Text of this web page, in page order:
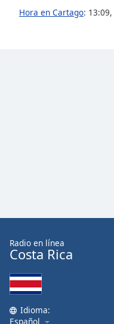
Color
Opacity
Caption
Background
Hora en Cartago: 13:09,
Radio en línea
Costa Rica
Idioma:
Español